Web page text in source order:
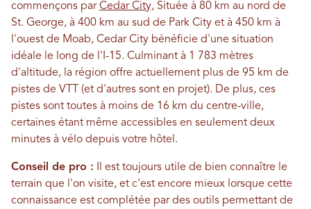
commençons parCedar City, Située à 80 km au nord de
St. George, à 400 km au sud de Park City et à 450 km à
l'ouest de Moab, Cedar City bénéficie d'une situation
idéale le long de l'I-15. Culminant à 1 783 mètres
d'altitude, la région offre actuellement plus de 95 km de
pistes de VTT (et d'autres sont en projet). De plus, ces
pistes sont toutes à moins de 16 km du centre-ville,
certaines étant même accessibles en seulement deux
minutes à vélo depuis votre hôtel.
Conseil de pro :
Il est toujours utile de bien connaître le
terrain que l'on visite, et c'est encore mieux lorsque cette
connaissance est complétée par des outils permettant de